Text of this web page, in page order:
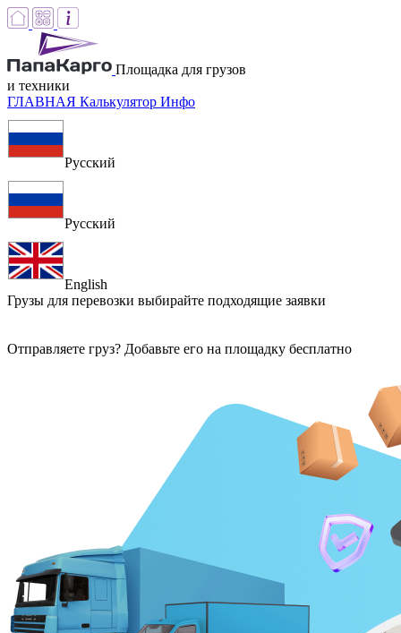
Площадка для грузов
и техники
ГЛАВНАЯ Калькулятор Инфо
Русский
Русский
English
Грузы для перевозки выбирайте подходящие заявки
Отправляете груз? Добавьте его на площадку бесплатно